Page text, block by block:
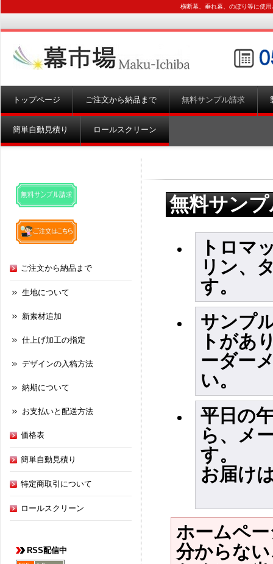
横断幕、垂れ幕、のぼり等に使
トップページ ご注文から納品まで 無料サンプル請求
簡単自動見積り ロールスクリーン
ご注文から納品まで
生地について
新素材追加
仕上げ加工の指定
デザインの入稿方法
納期について
お支払いと配送方法
価格表
簡単自動見積り
特定商取引について
ロールスクリーン
RSS配信中
無料サン
トロマ
リン、
す。
サンプ
トがあ
ーダー
い。
平日の
ら、メ
す。
お届け
ホームペ
分からな